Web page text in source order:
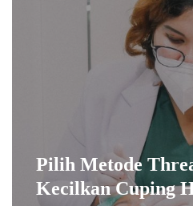
Pilih Metode
Kecilkan Cuping